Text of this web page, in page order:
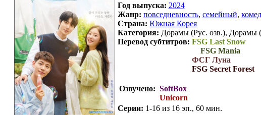
Год выпуска: 2024
Жанр: повседневность, семейный,
Страна: Южная Корея
Категория: Дорамы (Рус. озв.), Дорамы
Перевод субтитров: FSG Last Snow
FSG Mania
ФСГ Луна
FSG Secret Forest
Озвучено: SoftBox
Unicorn
Серии: 1-16 из 16 эп., 60 мин.